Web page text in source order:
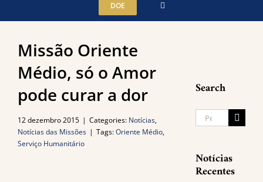
DOE
Missão Oriente
Médio, só o Amor
pode curar a dor
12 dezembro 2015 | Categories: Notícias,
Notícias das Missões | Tags:Oriente Médio,
Serviço Humanitário
Search
Buscar
Notícias
Recentes